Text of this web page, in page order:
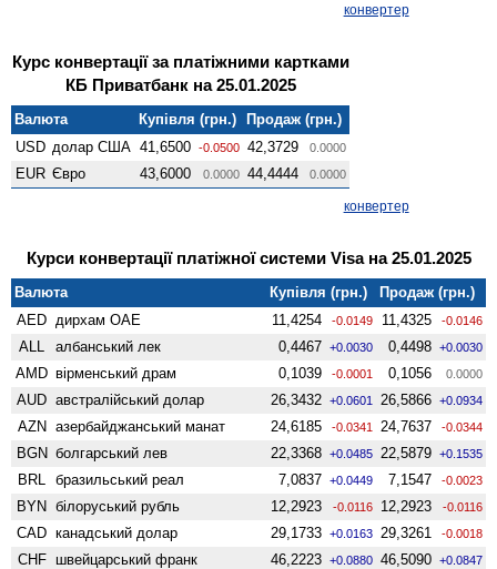
конвертер
Курс конвертації за платіжними картками
КБ Приватбанк на 25.01.2025
Валюта Купівля (грн.)
Продаж (грн.)
USD долар США 41,6500 -0.0500 42,3729 0.0000
EUR Євро 43,6000 0.0000 44,4444 0.0000
конвертер
Курси конвертації платіжної системи Visa на 25.01.2025
Валюта Купівля (грн.)
Продаж (грн.)
AED дирхам ОАЕ 11,4254 -0.0149 11,4325 -0.0146
ALL албанський лек 0,4467 +0.0030 0,4498 +0.0030
AMD вiрменський драм 0,1039 -0.0001 0,1056 0.0000
AUD австралійський долар 26,3432 +0.0601 26,5866 +0.0934
AZN азербайджанський манат 24,6185 -0.0341 24,7637 -0.0344
BGN болгарський лев 22,3368 +0.0485 22,5879 +0.1535
BRL бразильський реал 7,0837 +0.0449 7,1547 -0.0023
BYN білоруський рубль 12,2923 -0.0116 12,2923 -0.0116
CAD канадський долар 29,1733 +0.0163 29,3261 -0.0018
CHF швейцарський франк 46,2223 +0.0880 46,5090 +0.0847